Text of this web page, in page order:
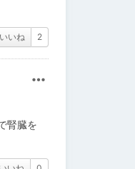
いいね 2
腎臓を